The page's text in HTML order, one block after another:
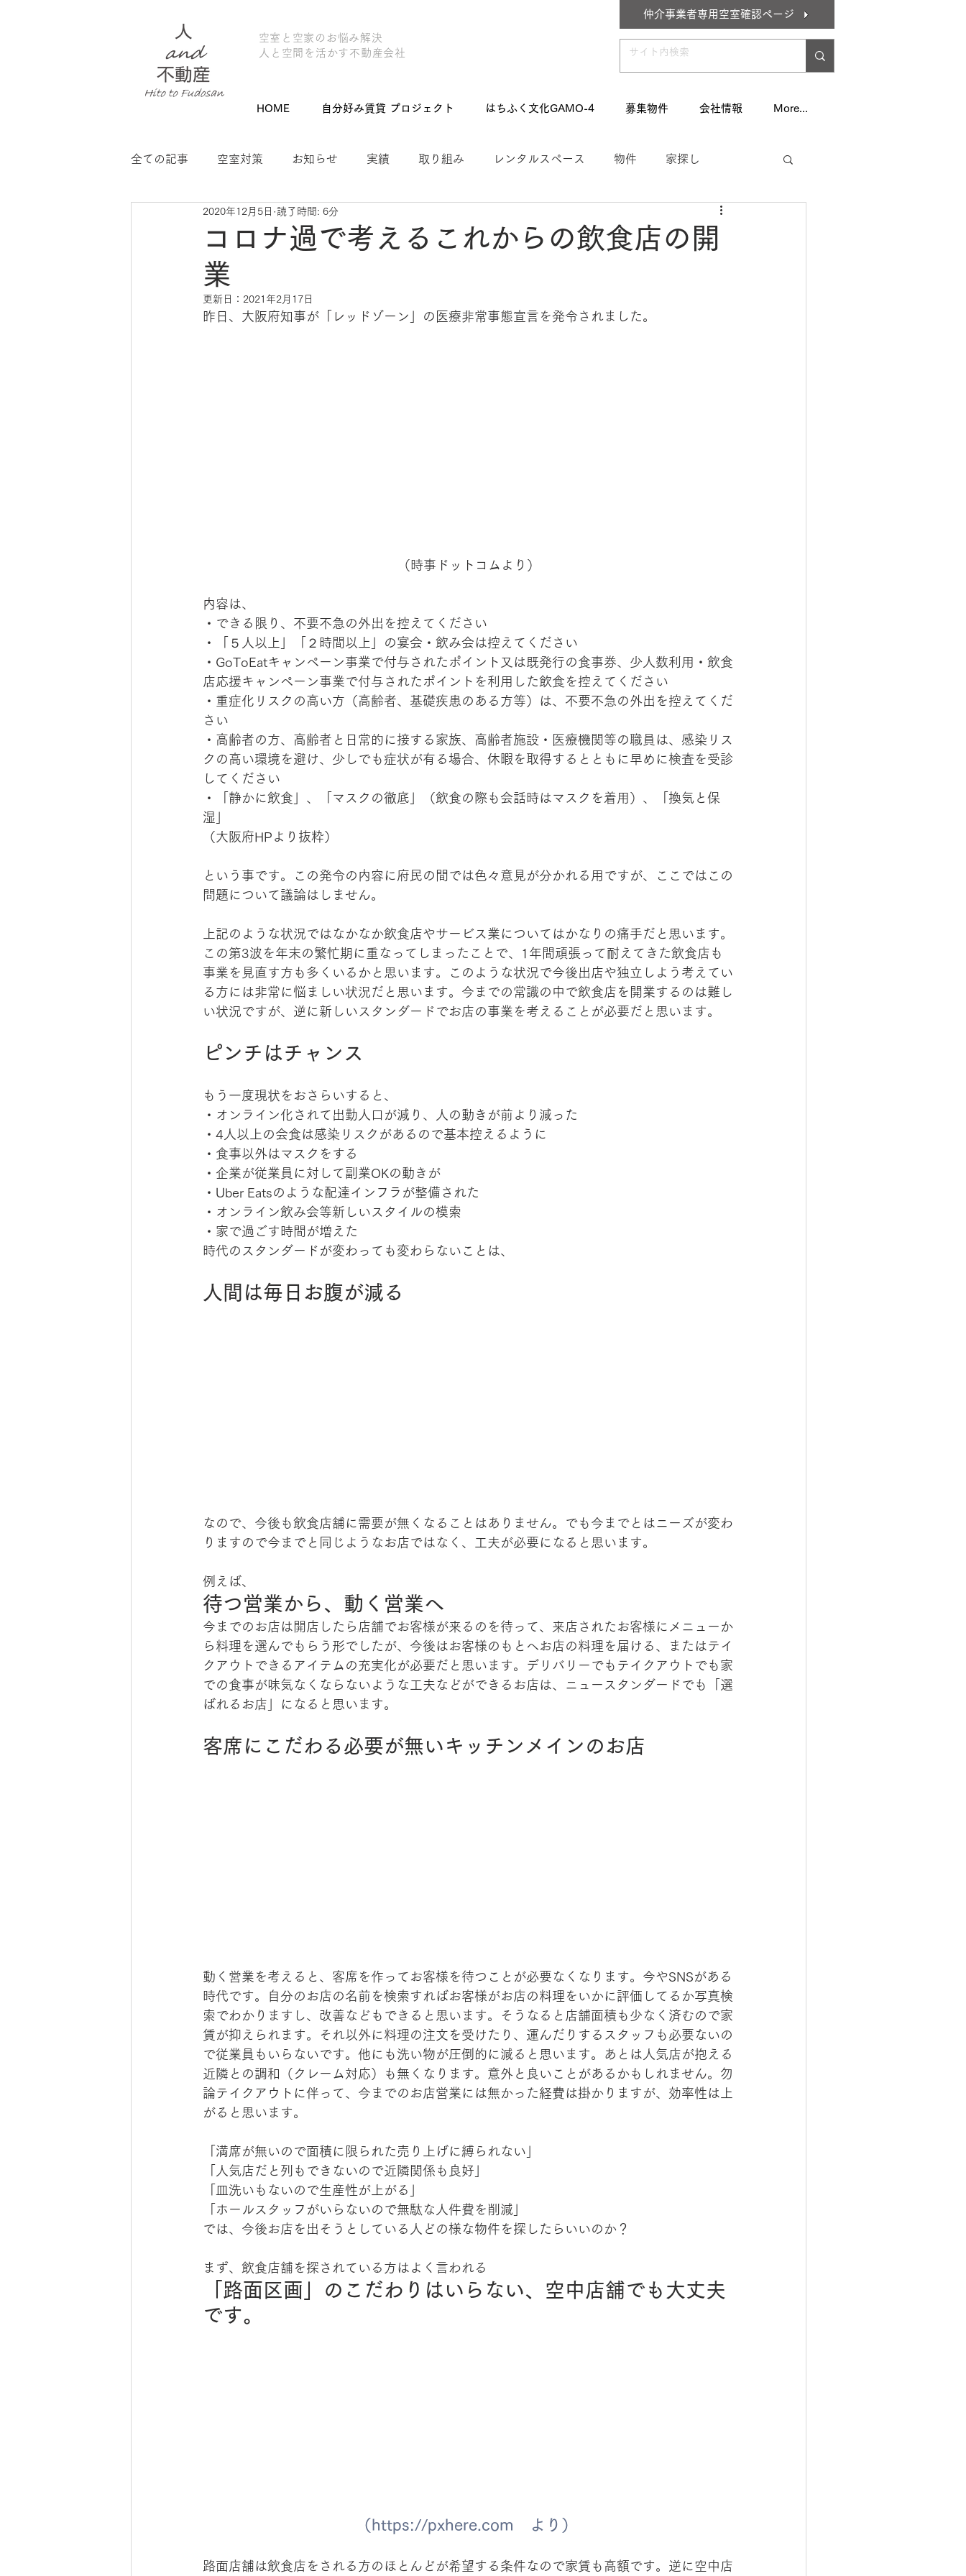
​空室と空家のお悩み解決
人と空間を活かす不動産会社
仲介事業者専用空室確認ページ
HOME 自分好み賃貸 プロジェクト はちふく文化GAMO-4 募集物件 会社情報 More...
全ての記事 空室対策 お知らせ 実績 取り組み レンタルスペース 物件 家探し
神吉マンション1 自分好み賃貸プロジェクト
シェアオフィス
コロナ過で考えるこれからの飲食店の開
業
2020年12月5日 読了時間: 6分
更新日： 2021年2月17日
昨日、大阪府知事が「レッドゾーン」の医療非常事態宣言を発令されました。
（時事ドットコムより）
内容は、
・できる限り、不要不急の外出を控えてください
・「５人以上」「２時間以上」の宴会・飲み会は控えてください
・GoToEatキャンペーン事業で付与されたポイント又は既発行の食事券、少人数利用・飲食
店応援キャンペーン事業で付与されたポイントを利用した飲食を控えてください
・重症化リスクの高い方（高齢者、基礎疾患のある方等）は、不要不急の外出を控えてくだ
さい
・高齢者の方、高齢者と日常的に接する家族、高齢者施設・医療機関等の職員は、感染リス
クの高い環境を避け、少しでも症状が有る場合、休暇を取得するとともに早めに検査を受診
してください
・「静かに飲食」、「マスクの徹底」（飲食の際も会話時はマスクを着用）、「換気と保
湿」
（大阪府HPより抜粋）
という事です。この発令の内容に府民の間では色々意見が分かれる用ですが、ここではこの
問題について議論はしません。
上記のような状況ではなかなか飲食店やサービス業についてはかなりの痛手だと思います。
この第3波を年末の繁忙期に重なってしまったことで、1年間頑張って耐えてきた飲食店も
事業を見直す方も多くいるかと思います。このような状況で今後出店や独立しよう考えてい
る方には非常に悩ましい状況だと思います。今までの常識の中で飲食店を開業するのは難し
い状況ですが、逆に新しいスタンダードでお店の事業を考えることが必要だと思います。
ピンチはチャンス
もう一度現状をおさらいすると、
・オンライン化されて出勤人口が減り、人の動きが前より減った
・4人以上の会食は感染リスクがあるので基本控えるように
・食事以外はマスクをする
・企業が従業員に対して副業OKの動きが
・Uber Eatsのような配達インフラが整備された
・オンライン飲み会等新しいスタイルの模索
・家で過ごす時間が増えた
時代のスタンダードが変わっても変わらないことは、
人間は毎日お腹が減る
なので、今後も飲食店舗に需要が無くなることはありません。でも今までとはニーズが変わ
りますので今までと同じようなお店ではなく、工夫が必要になると思います。
例えば、
待つ営業から、動く営業へ
今までのお店は開店したら店舗でお客様が来るのを待って、来店されたお客様にメニューか
ら料理を選んでもらう形でしたが、今後はお客様のもとへお店の料理を届ける、またはテイ
クアウトできるアイテムの充実化が必要だと思います。デリバリーでもテイクアウトでも家
での食事が味気なくならないような工夫などができるお店は、ニュースタンダードでも「選
ばれるお店」になると思います。
客席にこだわる必要が無いキッチンメインのお店
動く営業を考えると、客席を作ってお客様を待つことが必要なくなります。今やSNSがある
時代です。自分のお店の名前を検索すればお客様がお店の料理をいかに評価してるか写真検
索でわかりますし、改善などもできると思います。そうなると店舗面積も少なく済むので家
賃が抑えられます。それ以外に料理の注文を受けたり、運んだりするスタッフも必要ないの
で従業員もいらないです。他にも洗い物が圧倒的に減ると思います。あとは人気店が抱える
近隣との調和（クレーム対応）も無くなります。意外と良いことがあるかもしれません。勿
論テイクアウトに伴って、今までのお店営業には無かった経費は掛かりますが、効率性は上
がると思います。
「満席が無いので面積に限られた売り上げに縛られない」
「人気店だと列もできないので近隣関係も良好」
「皿洗いもないので生産性が上がる」
「ホールスタッフがいらないので無駄な人件費を削減」
では、今後お店を出そうとしている人どの様な物件を探したらいいのか？
まず、飲食店舗を探されている方はよく言われる
「路面区画」のこだわりはいらない、空中店舗でも大丈夫
です。
（https://pxhere.com　より）
路面店舗は飲食店をされる方のほとんどが希望する条件なので家賃も高額です。逆に空中店